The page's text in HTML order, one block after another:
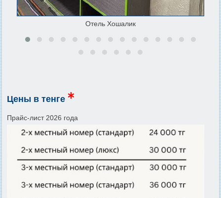
Отель Хошалик
Цены в тенге
Прайс-лист 2026 года